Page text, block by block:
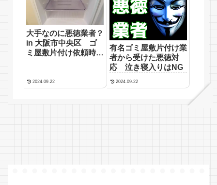
大手なのに悪徳業者？
in 大阪市中央区 ゴ
ミ屋敷片付け依頼時の
2024.09.22
有名ゴミ屋敷片付け業
者から受けた悪徳対
応 泣き寝入りはNG
2024.09.22